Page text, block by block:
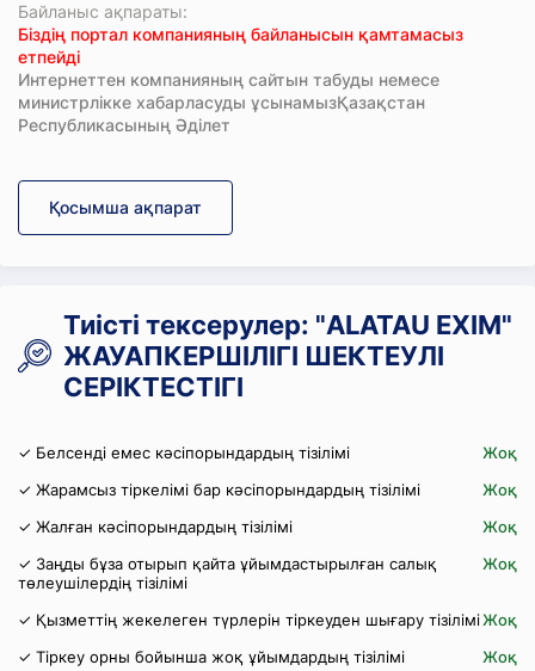
Байланыс ақпараты:
Біздің портал компанияның байланысын қамтамасыз
етпейді
Интернеттен компанияның сайтын табуды немесе
министрлікке хабарласуды ұсынамызҚазақстан
Республикасының Әділет
Қосымша ақпарат
Тиісті тексерулер: "ALATAU EXIM"
ЖАУАПКЕРШІЛІГІ ШЕКТЕУЛІ
СЕРІКТЕСТІГІ
✓ Белсенді емес кәсіпорындардың тізілімі
Жоқ
✓ Жарамсыз тіркелімі бар кәсіпорындардың тізілімі
Жоқ
✓ Жалған кәсіпорындардың тізілімі
Жоқ
✓ Заңды бұза отырып қайта ұйымдастырылған салық
төлеушілердің тізілімі
Жоқ
✓ Қызметтің жекелеген түрлерін тіркеуден шығару тізіліміЖоқ
✓ Тіркеу орны бойынша жоқ ұйымдардың тізілімі
Жоқ